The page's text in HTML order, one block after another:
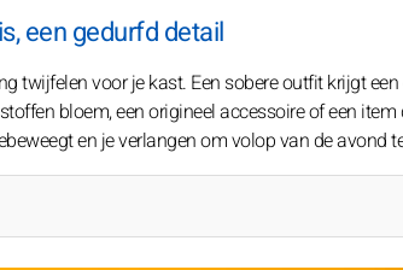
een gedurfd detail
twijfelen voor je kast. Een sobere outfit krijgt
bloem, een origineel accessoire of een
en je verlangen om volop van de avond